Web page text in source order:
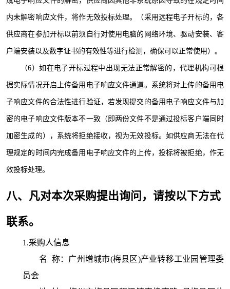
内未解密响应文件，将作无效投标处理。（采用远程电子开标的，各
供应商在参加开标以前须自行对使用电脑的网络环境、驱动安装、客
户端安装以及数字证书的有效性等进行检测，确保可以正常使用）。
（6）如在电子开标过程中出现无法正常解密的，代理机构可根
据实际情况开启上传备用电子响应文件通道。系统将对上传的备用电
子响应文件的合法性进行验证，若发现提交的备用电子响应文件与加
密的电子响应文件版本不一致（即两份文件不是通过投标客户端同时
加密生成的），系统将拒绝接收，视为无效投标。如供应商无法在代
理规定的时间内完成备用电子响应文件的上传，投标将被拒绝，作无
效投标处理。
八、凡对本次采购提出询问，请按以下方式
联系。
1.采购人信息
名 称： 广州增城市(梅县区)产业转移工业园管理委
员会